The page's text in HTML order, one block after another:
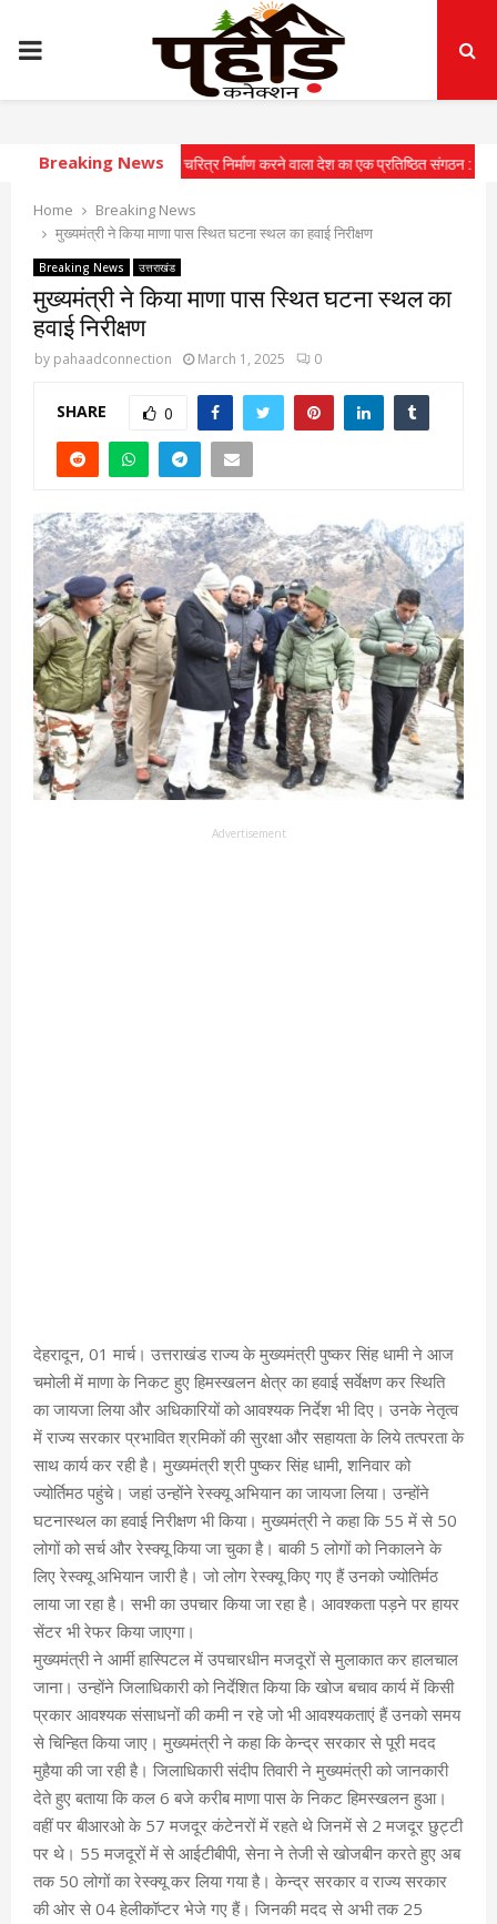
PRIMARY
MENU
Breaking News
युवाओं में राष्ट्रीय चरित्र निर्माण करने वाला देश का एक प्रतिष्ठित संगठन : सीएम ⇝
Home
Breaking News
मुख्यमंत्री ने किया माणा पास स्थित घटना स्थल का हवाई निरीक्षण
Breaking News उत्तराखंड
मुख्यमंत्री ने किया माणा पास स्थित घटना स्थल का
हवाई निरीक्षण
by pahaadconnection March 1, 2025 0
SHARE 0
Advertisement
देहरादून, 01 मार्च। उत्तराखंड राज्य के मुख्यमंत्री पुष्कर सिंह धामी ने आज
चमोली में माणा के निकट हुए हिमस्खलन क्षेत्र का हवाई सर्वेक्षण कर स्थिति
का जायजा लिया और अधिकारियों को आवश्यक निर्देश भी दिए। उनके नेतृत्व
में राज्य सरकार प्रभावित श्रमिकों की सुरक्षा और सहायता के लिये तत्परता के
साथ कार्य कर रही है। मुख्यमंत्री श्री पुष्कर सिंह धामी, शनिवार को
ज्योर्तिमठ पहुंचे। जहां उन्होंने रेस्क्यू अभियान का जायजा लिया। उन्होंने
घटनास्थल का हवाई निरीक्षण भी किया। मुख्यमंत्री ने कहा कि 55 में से 50
लोगों को सर्च और रेस्क्यू किया जा चुका है। बाकी 5 लोगों को निकालने के
लिए रेस्क्यू अभियान जारी है। जो लोग रेस्क्यू किए गए हैं उनको ज्योतिर्मठ
लाया जा रहा है। सभी का उपचार किया जा रहा है। आवश्कता पड़ने पर हायर
सेंटर भी रेफर किया जाएगा।
मुख्यमंत्री ने आर्मी हास्पिटल में उपचारधीन मजदूरों से मुलाकात कर हालचाल
जाना। उन्होंने जिलाधिकारी को निर्देशित किया कि खोज बचाव कार्य में किसी
प्रकार आवश्यक संसाधनों की कमी न रहे जो भी आवश्यकताएं हैं उनको समय
से चिन्हित किया जाए। मुख्यमंत्री ने कहा कि केन्द्र सरकार से पूरी मदद
मुहैया की जा रही है। जिलाधिकारी संदीप तिवारी ने मुख्यमंत्री को जानकारी
देते हुए बताया कि कल 6 बजे करीब माणा पास के निकट हिमस्खलन हुआ।
वहीं पर बीआरओ के 57 मजदूर कंटेनरों में रहते थे जिनमें से 2 मजदूर छुट्टी
पर थे। 55 मजदूरों में से आईटीबीपी, सेना ने तेजी से खोजबीन करते हुए अब
तक 50 लोगों का रेस्क्यू कर लिया गया है। केन्द्र सरकार व राज्य सरकार
की ओर से 04 हेलीकॉप्टर भेजे गए हैं। जिनकी मदद से अभी तक 25